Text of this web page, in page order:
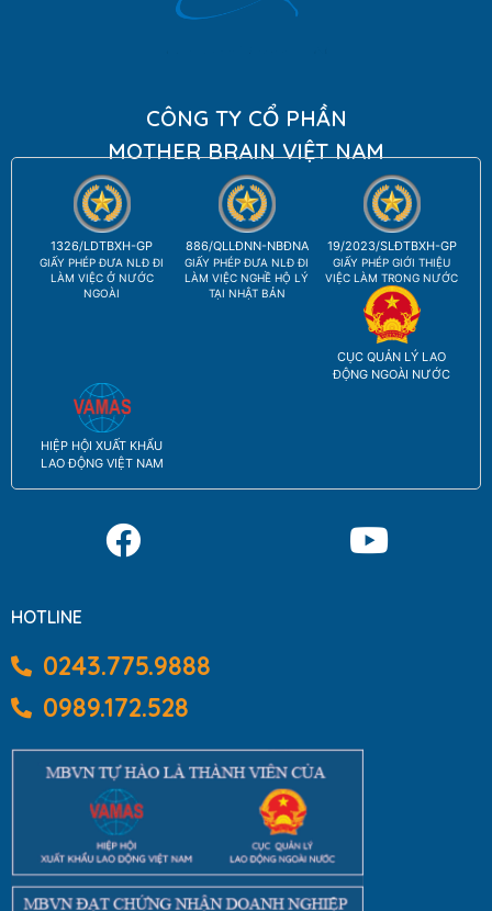
CÔNG TY CỔ PHẦN
MOTHER BRAIN VIỆT NAM
1326/LDTBXH-GP
GIẤY PHÉP ĐƯA NLĐ ĐI
LÀM VIỆC Ở NƯỚC
NGOÀI
886/QLLĐNN-NBĐNA
GIẤY PHÉP ĐƯA NLĐ ĐI
LÀM VIỆC NGHỀ HỘ LÝ
TẠI NHẬT BẢN
19/2023/SLĐTBXH-GP
GIẤY PHÉP GIỚI THIỆU
VIỆC LÀM TRONG NƯỚC
CỤC QUẢN LÝ LAO
ĐỘNG NGOÀI NƯỚC
HIỆP HỘI XUẤT KHẨU
LAO ĐỘNG VIỆT NAM
HOTLINE
0243.775.9888
0989.172.528